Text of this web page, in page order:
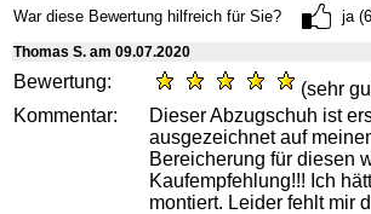
War diese Bewertung hilfreich für Sie? ja
Thomas S. am 09.07.2020
Bewertung:
(sehr
Kommentar:
Dieser Abzugschuh ist
ausgezeichnet auf
Bereicherung für diesen
Kaufempfehlung!!! Ich
montiert. Leider fehlt mir